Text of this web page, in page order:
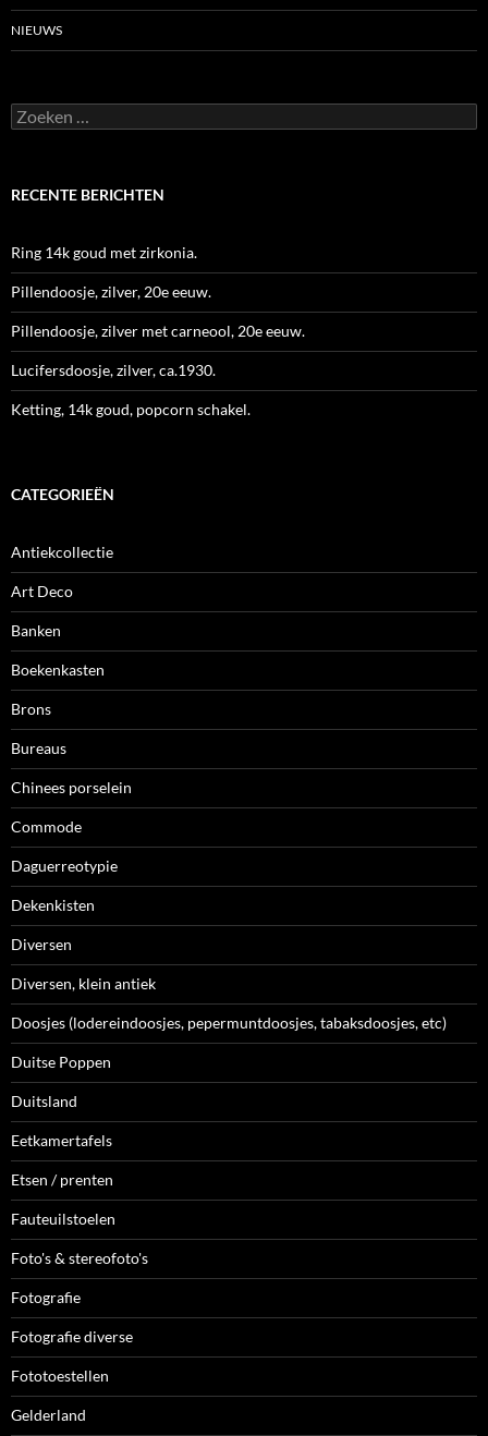
NIEUWS
Zoeken
naar:
RECENTE BERICHTEN
Ring 14k goud met zirkonia.
Pillendoosje, zilver, 20e eeuw.
Pillendoosje, zilver met carneool, 20e eeuw.
Lucifersdoosje, zilver, ca.1930.
Ketting, 14k goud, popcorn schakel.
CATEGORIEËN
Antiekcollectie
Art Deco
Banken
Boekenkasten
Brons
Bureaus
Chinees porselein
Commode
Daguerreotypie
Dekenkisten
Diversen
Diversen, klein antiek
Doosjes (lodereindoosjes, pepermuntdoosjes, tabaksdoosjes, etc)
Duitse Poppen
Duitsland
Eetkamertafels
Etsen / prenten
Fauteuilstoelen
Foto's & stereofoto's
Fotografie
Fotografie diverse
Fototoestellen
Gelderland